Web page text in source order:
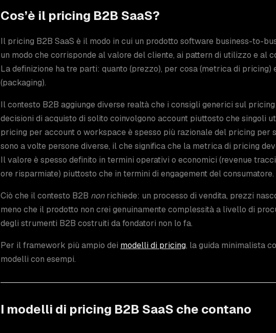
Cos’è il pricing B2B SaaS?
Il pricing B2B SaaS è il modo in cui un prodotto software business-to-
un modo che corrisponde al valore del cliente, ai pattern di utilizzo e al
La definizione ha tre parti: quanto (prezzo), per cosa (metrica di pricing)
(packaging).
Il contesto B2B aggiunge diverse realtà che i consigli generici sul pricing
decisioni di acquisto di solito coinvolgono account piuttosto che singoli
pricing per account o workspace è spesso più razionale del pricing per
sono a volte persone diverse, il che significa che la metrica di pricing
Il valore è spesso definito in termini operativi o economici (revenue
ore risparmiate) piuttosto che in termini di engagement del consumatore.
Ciò che il contesto B2B nonrichiede: un processo di vendita, prezzi
meno che il prodotto non crei genuinamente complessità a livello di
degli strumenti B2B costruiti da fondatori non lo fa.
Per il framework più ampio dei modelli di pricing, la guida minimalista
modelli con esempi.
I modelli di pricing B2B SaaS che contano